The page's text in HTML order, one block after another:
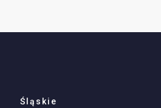
Śląskie